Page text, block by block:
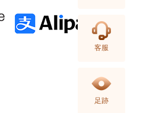
客服
足跡